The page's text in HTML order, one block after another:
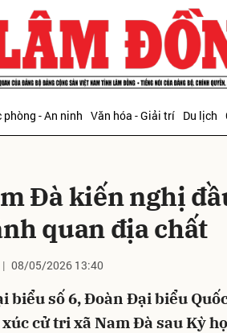
phòng - An ninh Văn hóa - Giải trí Du lịch
Đà kiến nghị
quan địa chất
08/05/2026 13:40
biểu số 6, Đoàn Đại biểu
cử tri xã Nam Đà sau Kỳ